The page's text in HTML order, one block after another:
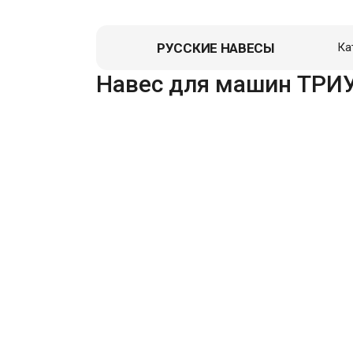
РУССКИЕ НАВЕСЫ
Навес
Навес для машин